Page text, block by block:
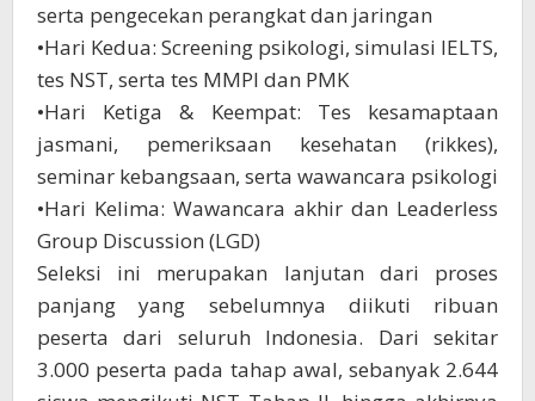
serta pengecekan perangkat dan jaringan
•Hari Kedua: Screening psikologi, simulasi IELTS,
tes NST, serta tes MMPI dan PMK
•Hari Ketiga & Keempat: Tes kesamaptaan
jasmani, pemeriksaan kesehatan (rikkes),
seminar kebangsaan, serta wawancara psikologi
•Hari Kelima: Wawancara akhir dan Leaderless
Group Discussion (LGD)
Seleksi ini merupakan lanjutan dari proses
panjang yang sebelumnya diikuti ribuan
peserta dari seluruh Indonesia. Dari sekitar
3.000 peserta pada tahap awal, sebanyak 2.644